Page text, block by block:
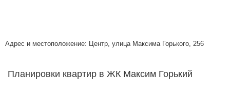
Адрес и местоположение: Центр, улица Максима Горького, 256
Планировки квартир в ЖК Максим Горький